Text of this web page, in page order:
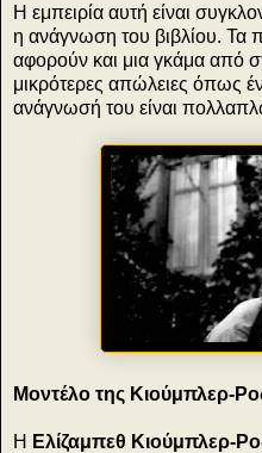
Η εμπειρία αυτή είναι
η ανάγνωση του βιβλίου. Τα
αφορούν και μια γκάμα από
μικρότερες απώλειες όπως
ανάγνωσή του είναι
Μοντέλο της Κιούμπλερ-
Η Ελίζαμπεθ Κιούμπλερ-